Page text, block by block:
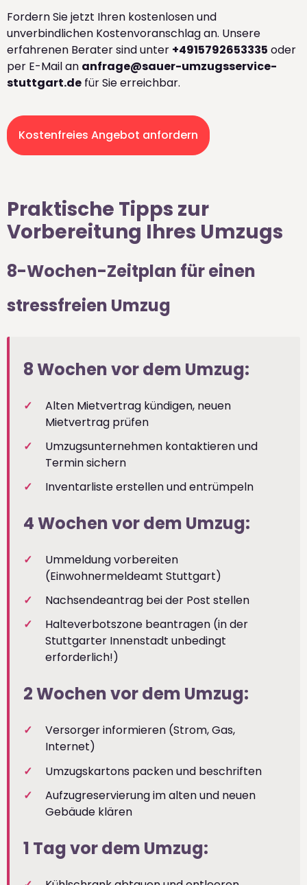
Fordern Sie jetzt Ihren kostenlosen und
unverbindlichen Kostenvoranschlag an. Unsere
erfahrenen Berater sind unter +4915792653335 oder
per E-Mail an anfrage@sauer-umzugsservice-
stuttgart.de für Sie erreichbar.
Kostenfreies Angebot anfordern
Praktische Tipps zur
Vorbereitung Ihres Umzugs
8-Wochen-Zeitplan für einen
stressfreien Umzug
8 Wochen vor dem Umzug:
Alten Mietvertrag kündigen, neuen
Mietvertrag prüfen
Umzugsunternehmen kontaktieren und
Termin sichern
Inventarliste erstellen und entrümpeln
4 Wochen vor dem Umzug:
Ummeldung vorbereiten
(Einwohnermeldeamt Stuttgart)
Nachsendeantrag bei der Post stellen
Halteverbotszone beantragen (in der
Stuttgarter Innenstadt unbedingt
erforderlich!)
2 Wochen vor dem Umzug:
Versorger informieren (Strom, Gas,
Internet)
Umzugskartons packen und beschriften
Aufzugreservierung im alten und neuen
Gebäude klären
1 Tag vor dem Umzug: